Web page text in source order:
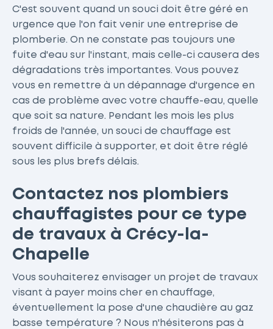
C'est souvent quand un souci doit être géré en
urgence que l'on fait venir une entreprise de
plomberie. On ne constate pas toujours une
fuite d'eau sur l'instant, mais celle-ci causera des
dégradations très importantes. Vous pouvez
vous en remettre à un dépannage d'urgence en
cas de problème avec votre chauffe-eau, quelle
que soit sa nature. Pendant les mois les plus
froids de l'année, un souci de chauffage est
souvent difficile à supporter, et doit être réglé
sous les plus brefs délais.
Contactez nos plombiers
chauffagistes pour ce type
de travaux à Crécy-la-
Chapelle
Vous souhaiterez envisager un projet de travaux
visant à payer moins cher en chauffage,
éventuellement la pose d'une chaudière au gaz
basse température ? Nous n'hésiterons pas à